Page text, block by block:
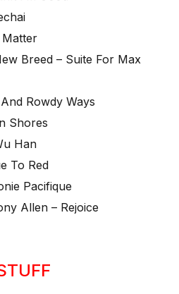
Matter
Breed – Suite For Max
Rowdy Ways
Shores
Han
To Red
Pacifique
Allen – Rejoice